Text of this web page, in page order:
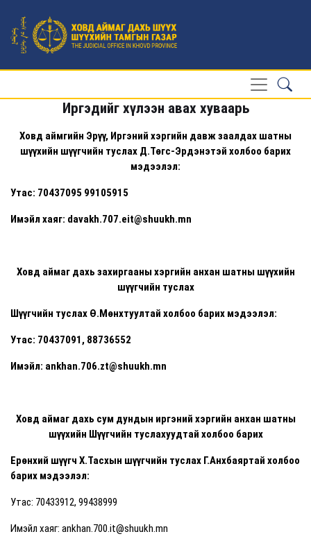
Иргэдийг хүлээн авах хуваарь
Ховд аймгийн Эрүү, Иргэний хэргийн давж заалдах шатны
шүүхийн шүүгчийн туслах Д.Төгс-Эрдэнэтэй холбоо барих
мэдээлэл:
Утас: 70437095 99105915
Имэйл хаяг: davakh.707.eit@shuukh.mn
Ховд аймаг дахь захиргааны хэргийн анхан шатны шүүхийн
шүүгчийн туслах
Шүүгчийн туслах Ө.Мөнхтуултай холбоо барих мэдээлэл:
Утас: 70437091, 88736552
Имэйл: ankhan.706.zt@shuukh.mn
Ховд аймаг дахь сум дундын иргэний хэргийн анхан шатны
шүүхийн Шүүгчийн туслахуудтай холбоо барих
Ерөнхий шүүгч Х.Тасхын шүүгчийн туслах Г.Анхбаяртай холбоо
барих мэдээлэл:
Утас: 70433912, 99438999
Имэйл хаяг: ankhan.700.it@shuukh.mn